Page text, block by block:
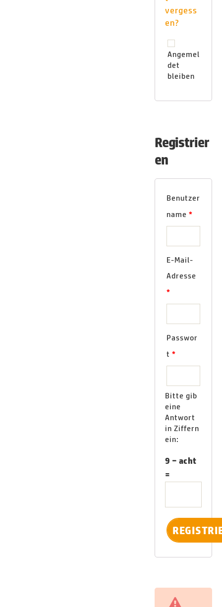
vergess
en?
Angemel
det
bleiben
Registrier
en
Benutzer
name *
E-Mail-
Adresse
*
Passwor
t *
Bitte gib
eine
Antwort
in Ziffern
ein:
9 − acht
=